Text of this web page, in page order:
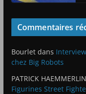
Commentaires
Bourletdans
chez Big Robots
PATRICK HAEMMERLIN
Figurines Street